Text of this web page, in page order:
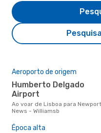
Aeroporto de origem
Humberto Delgado
Airport
Ao voar de Lisboa para Newport
News - Williamsb
Época alta